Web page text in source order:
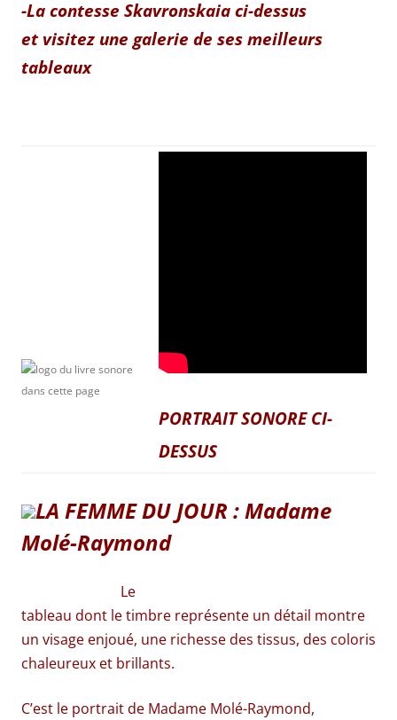
-La contesse Skavronskaia ci-dessus
et visitez une galerie de ses meilleurs
tableaux
PORTRAIT SONORE CI-
DESSUS
LA FEMME DU JOUR : Madame
Molé-Raymond
Le
tableau dont le timbre représente un détail montre
un visage enjoué, une richesse des tissus, des coloris
chaleureux et brillants.
C’est le portrait de Madame Molé-Raymond,